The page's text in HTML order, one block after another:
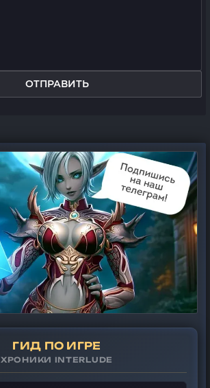
ОТПРАВИТЬ
ГИД ПО ИГРЕ
ХРОНИКИ INTERLUDE